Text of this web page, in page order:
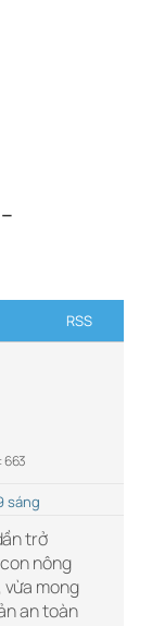
RSS
663
sáng
trở
nông
vừa mong
an toàn